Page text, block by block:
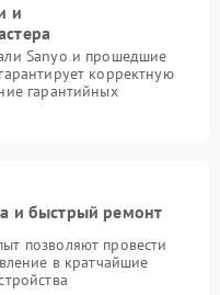
и
Sanyo и прошедшие
корректную
гарантийных
и быстрый ремонт
позволяют провести
в кратчайшие